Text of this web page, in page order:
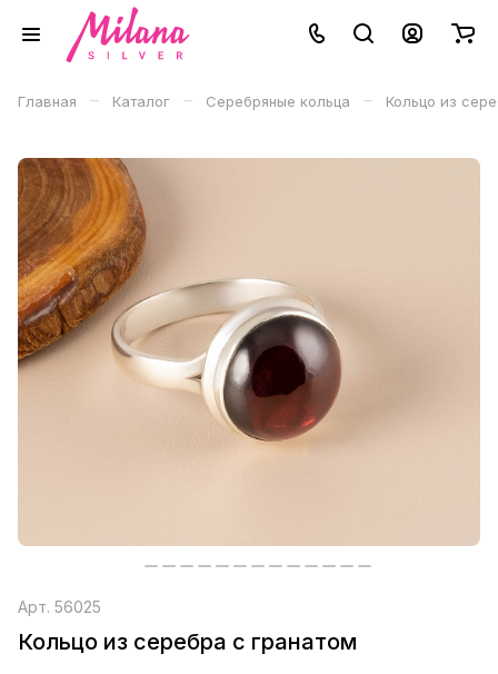
Главная – Каталог – Серебряные кольца – Кольцо из
Арт. 56025
Кольцо из серебра с гранатом